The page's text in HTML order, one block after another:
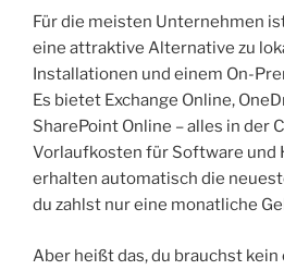
Für die meisten Unternehmen
eine attraktive Alternative zu
Installationen und einem On-
Es bietet Exchange Online,
SharePoint Online – alles in der
Vorlaufkosten für Software und
erhalten automatisch die
du zahlst nur eine monatliche
Aber heißt das, du brauchst kein